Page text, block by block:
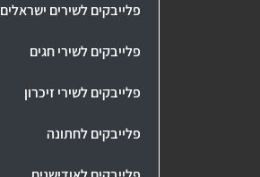
פלייבקים לשירים ישראלים
פלייבקים לשירי חגים
פלייבקים לשירי זיכרון
פלייבקים לחתונה